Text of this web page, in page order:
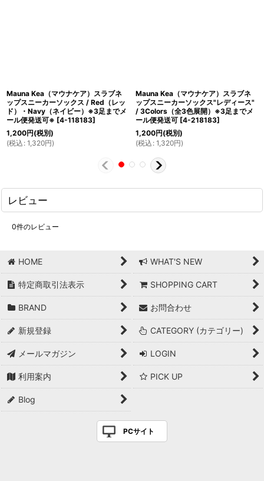
Mauna Kea（マウナケア）スラブネ
ップスニーカーソックス / Red（レッ
ド）・Navy（ネイビー）※3足までメ
ール便発送可※ [4-118183]
1,200円(税別)
(税込 : 1,320円)
Mauna Kea（マウナケア）スラブネ
ップスニーカーソックス"レディース"
/ 3Colors（全3色展開）※3足までメ
ール便発送可 [4-218183]
1,200円(税別)
(税込 : 1,320円)
レビュー
0件のレビュー
HOME WHAT'S NEW
特定商取引法表示 SHOPPING CART
BRAND お問合わせ
新規登録 CATEGORY (カテゴリー)
メールマガジン LOGIN
利用案内 PICK UP
Blog
PCサイト